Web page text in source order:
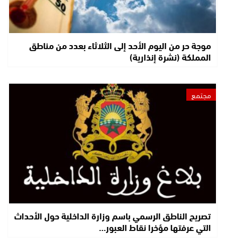
موجة حر من اليوم الأحد إلى الثلاثاء بعدد من مناطق
المملكة (نشرة إنذارية)
مجتمع
تصريح الناطق الرسمي باسم وزارة الداخلية حول الأحداث
التي عرفتها مؤخرا نقاط العبور…